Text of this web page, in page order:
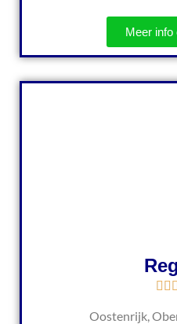
Meer info
Oostenrijk,